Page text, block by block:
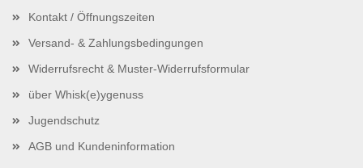
Kontakt / Öffnungszeiten
Versand- & Zahlungsbedingungen
Widerrufsrecht & Muster-Widerrufsformular
über Whisk(e)ygenuss
Jugendschutz
AGB und Kundeninformation